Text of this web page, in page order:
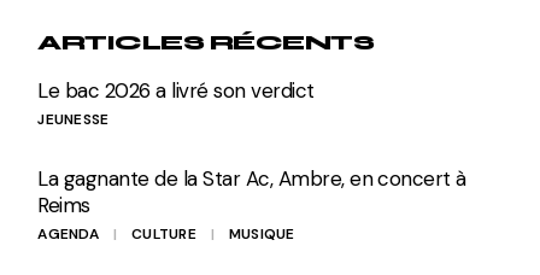
ARTICLES RÉCENTS
Le bac 2026 a livré son verdict
JEUNESSE
La gagnante de la Star Ac, Ambre, en concert à
Reims
AGENDA CULTURE MUSIQUE